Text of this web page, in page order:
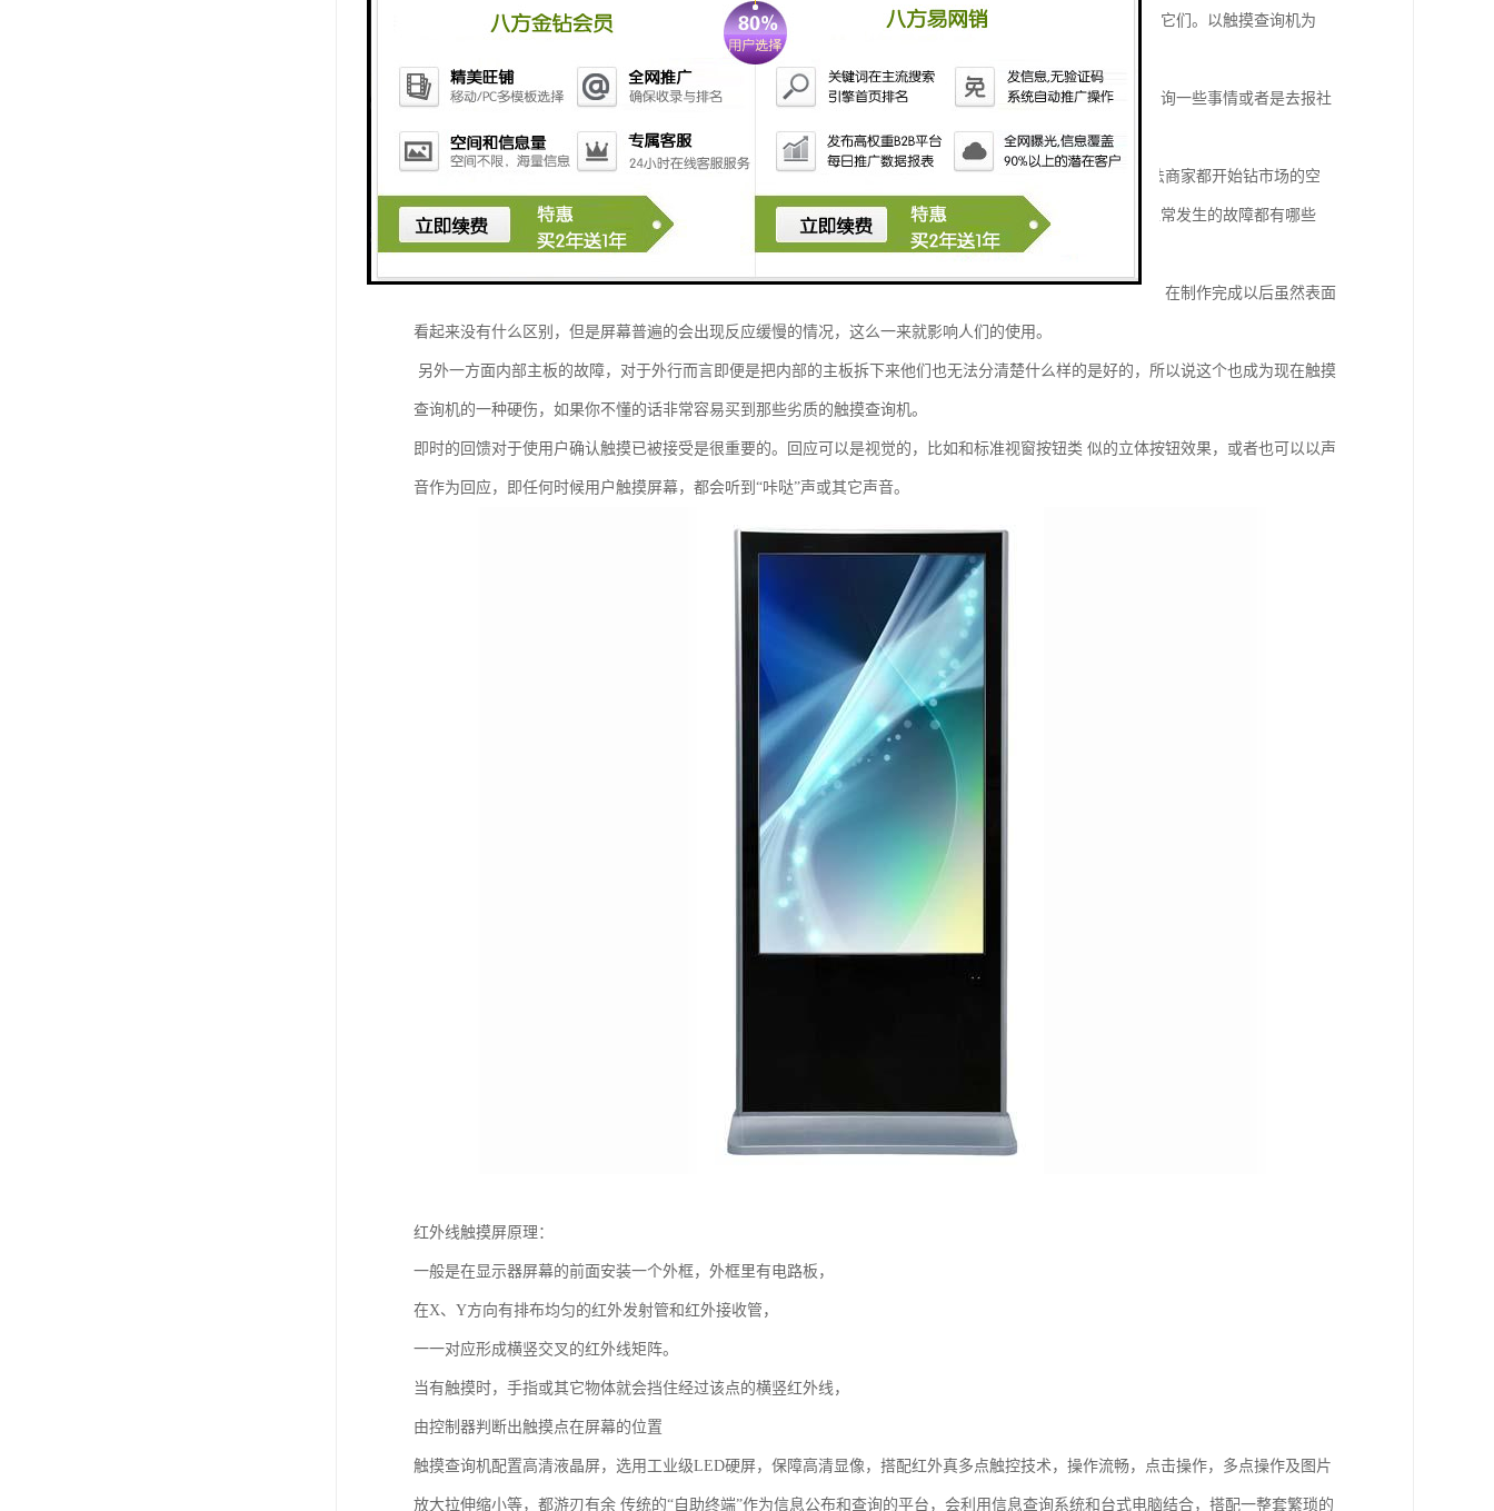
在如今的触控时代，智能电子触控产品已经占据了大部分的市场，在我们的生活和工作当中，经常都会使用到它们。以触摸查询机为
例，不少的行业：银行、、商场等使用，那么，触摸查询机使用技巧有哪些？
在我们的生活中触摸已经变得非常的常见了，不管你是去银行、还是去营业厅办理业务，也不管你是去镇府咨询一些事情或者是去报社
咨询有关报纸的相关情况，我们都可以看到。
可见现在的这个市场是相当的，正是由于这个市场的空前所以让更多的人也慢慢的进入了这个市场，有些不法商家都开始钻市场的空
隙，不管是从产品质量还是在相关的服务商都开始触碰着这个行业的底线，那么下面我们就来说一下在他身上常发生的故障都有哪些
吧！
先来说对于触摸查询机而言关键的地方就是屏幕了，所以说有些商家采用了一些劣质的屏幕材料来进行制作，在制作完成以后虽然表面
看起来没有什么区别，但是屏幕普遍的会出现反应缓慢的情况，这么一来就影响人们的使用。
另外一方面内部主板的故障，对于外行而言即便是把内部的主板拆下来他们也无法分清楚什么样的是好的，所以说这个也成为现在触摸
查询机的一种硬伤，如果你不懂的话非常容易买到那些劣质的触摸查询机。
即时的回馈对于使用户确认触摸已被接受是很重要的。回应可以是视觉的，比如和标准视窗按钮类 似的立体按钮效果，或者也可以以声
音作为回应，即任何时候用户触摸屏幕，都会听到“咔哒”声或其它声音。
红外线触摸屏原理：
一般是在显示器屏幕的前面安装一个外框，外框里有电路板，
在X、Y方向有排布均匀的红外发射管和红外接收管，
一一对应形成横竖交叉的红外线矩阵。
当有触摸时，手指或其它物体就会挡住经过该点的横竖红外线，
由控制器判断出触摸点在屏幕的位置
触摸查询机配置高清液晶屏，选用工业级LED硬屏，保障高清显像，搭配红外真多点触控技术，操作流畅，点击操作，多点操作及图片
放大拉伸缩小等，都游刃有余 传统的“自助终端”作为信息公布和查询的平台，会利用信息查询系统和台式电脑结合，搭配一整套繁琐的